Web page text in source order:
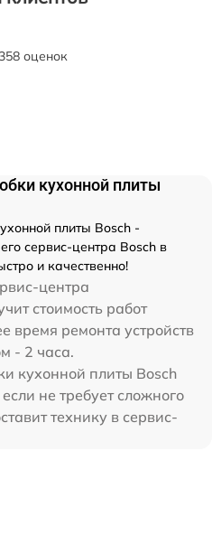
оценок
кухонной плиты
плиты Bosch -
сервис-центра Bosch в
и качественно!
центра
стоимость работ
время ремонта устройств
- 2 часа.
кухонной плиты Bosch
не требует сложного
технику в сервис-